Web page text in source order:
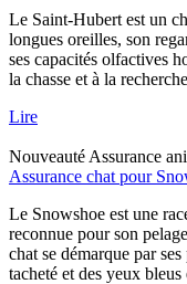
Le Saint-Hubert est un
longues oreilles, son
ses capacités olfactives
la chasse et à la
Lire
Nouveauté Assurance
Assurance chat pour
Le Snowshoe est une
reconnue pour son
chat se démarque par
tacheté et des yeux bleus